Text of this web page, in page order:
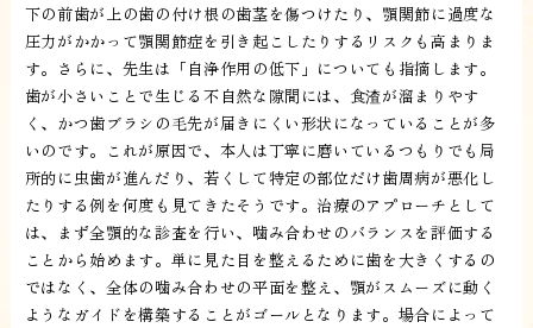
下の前歯が上の歯の付け根の歯茎を傷つけたり、顎関節に過度な
圧力がかかって顎関節症を引き起こしたりするリスクも高まりま
す。さらに、先生は「自浄作用の低下」についても指摘します。
歯が小さいことで生じる不自然な隙間には、食渣が溜まりやす
く、かつ歯ブラシの毛先が届きにくい形状になっていることが多
いのです。これが原因で、本人は丁寧に磨いているつもりでも局
所的に虫歯が進んだり、若くして特定の部位だけ歯周病が悪化し
たりする例を何度も見てきたそうです。治療のアプローチとして
は、まず全顎的な診査を行い、噛み合わせのバランスを評価する
ことから始めます。単に見た目を整えるために歯を大きくするの
ではなく、全体の噛み合わせの平面を整え、顎がスムーズに動く
ようなガイドを構築することがゴールとなります。場合によって